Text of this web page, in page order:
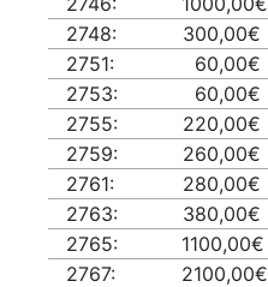
2748:
300,00€
2751:
60,00€
2753:
60,00€
2755:
220,00€
2759:
260,00€
2761:
280,00€
2763:
380,00€
2765:
1100,00€
2767:
2100,00€